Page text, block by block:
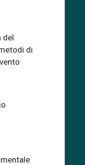
del
di